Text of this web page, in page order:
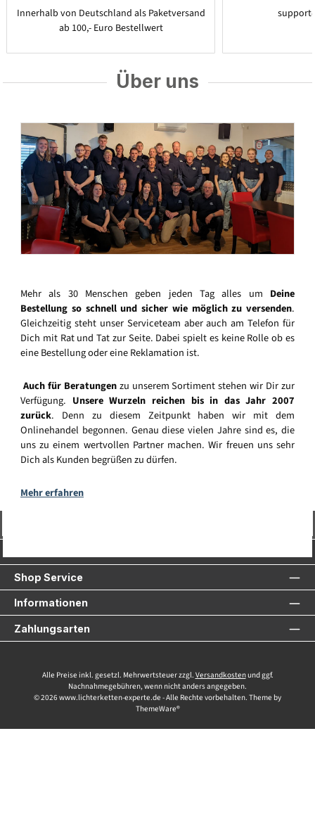
Innerhalb von Deutschland als Paketversand
ab 100,- Euro Bestellwert
Über uns
Mehr als 30 Menschen geben jeden Tag alles um Deine
Bestellung so schnell und sicher wie möglich zu versenden.
Gleichzeitig steht unser Serviceteam aber auch am Telefon für
Dich mit Rat und Tat zur Seite. Dabei spielt es keine Rolle ob es
eine Bestellung oder eine Reklamation ist.
Auch für Beratungenzu unserem Sortiment stehen wir Dir zur
Verfügung. Unsere Wurzeln reichen bis in das Jahr 2007
zurück. Denn zu diesem Zeitpunkt haben wir mit dem
Onlinehandel begonnen. Genau diese vielen Jahre sind es, die
uns zu einem wertvollen Partner machen. Wir freuen uns sehr
Dich als Kunden begrüßen zu dürfen.
Mehr erfahren
Shop Service
Informationen
Zahlungsarten
Alle Preise inkl. gesetzl. Mehrwertsteuer zzgl. Versandkostenund ggf.
Nachnahmegebühren, wenn nicht anders angegeben.
© 2026 www.lichterketten-experte.de - Alle Rechte vorbehalten. Theme by
ThemeWare®